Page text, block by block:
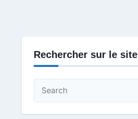
Rechercher sur le site